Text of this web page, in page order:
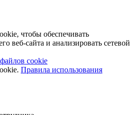
чтобы обеспечивать
веб-сайта и анализировать сетевой
cookie
Правила использования